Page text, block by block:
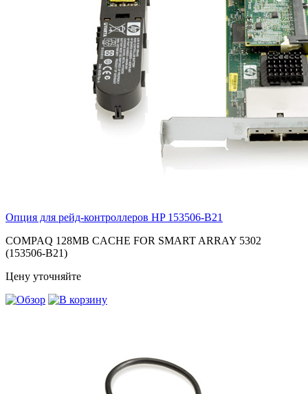
Опция для pейд-контроллеров HP 153506-B21
COMPAQ 128MB CACHE FOR SMART ARRAY 5302
(153506-B21)
Цену уточняйте